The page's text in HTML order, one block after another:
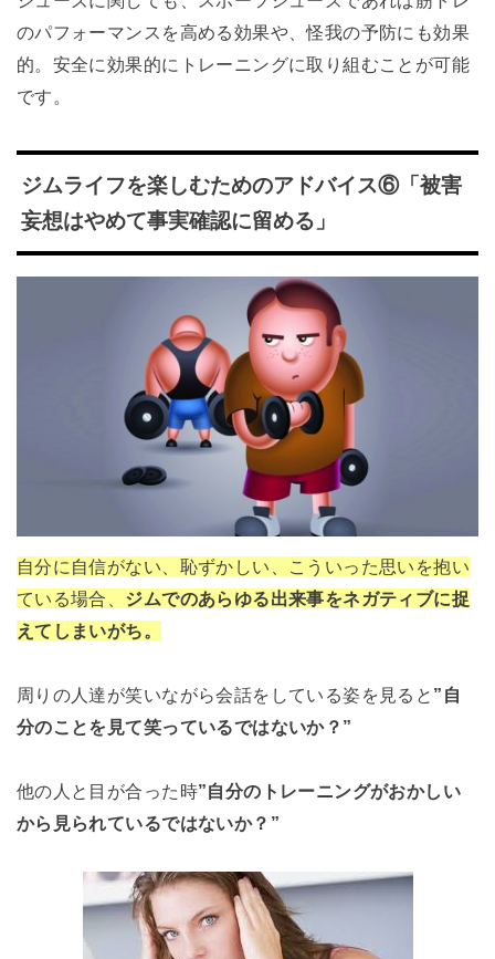
のパフォーマンスを高める効果や、怪我の予防にも効果
的。安全に効果的にトレーニングに取り組むことが可能
です。
ジムライフを楽しむためのアドバイス⑥「被害
妄想はやめて事実確認に留める」
自分に自信がない、恥ずかしい、こういった思いを抱い
ている場合、 ジムでのあらゆる出来事をネガティブに捉
えてしまいがち。
周りの人達が笑いながら会話をしている姿を見ると ”自
分のことを見て笑っているではないか？”
他の人と目が合った時”自分のトレーニングがおかしい
から見られているではないか？”